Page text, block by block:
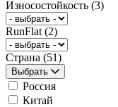
Износостойкость (3)
RunFlat (2)
Страна (51)
Выбрать
Россия
Китай